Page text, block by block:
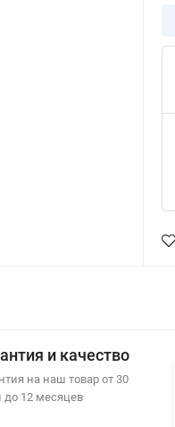
и качество
на наш товар от 30
до 12 месяцев